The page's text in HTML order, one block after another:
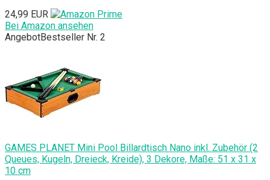
24,99 EUR
Bei Amazon ansehen
AngebotBestseller Nr. 2
GAMES PLANET Mini Pool Billardtisch Nano inkl. Zubehör (2
Queues, Kugeln, Dreieck, Kreide), 3 Dekore, Maße: 51 x 31 x
10 cm